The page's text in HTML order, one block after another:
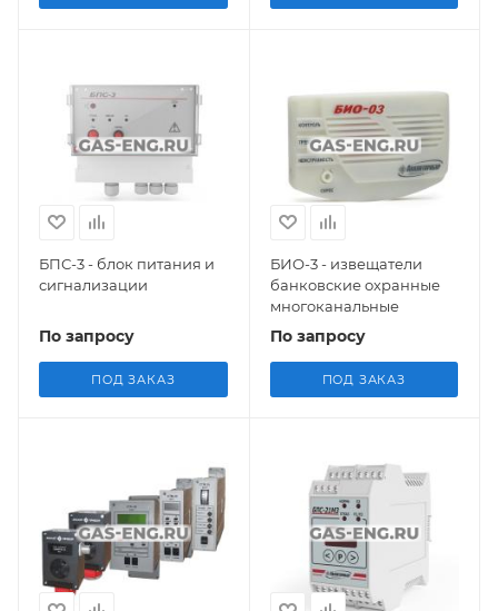
БПС-3 - блок питания и
сигнализации
По запросу
ПОД ЗАКАЗ
БИО-3 - извещатели
банковские охранные
многоканальные
По запросу
ПОД ЗАКАЗ